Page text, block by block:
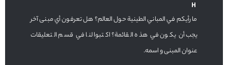
ما رأيكم في المباني الطينية حول العالم؟ هل تعرفون أي مبنى آخر
يجب أن يكون في هذه القائمة؟ اكتبوا لنا في قسم التعليقات
عنوان المبنى و اسمه.